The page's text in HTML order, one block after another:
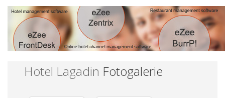
Hotel Lagadin Fotogalerie